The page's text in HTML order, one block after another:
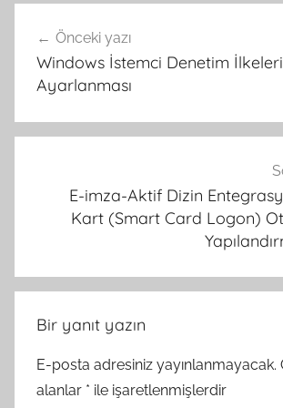
gezinmesi
Önceki yazı
Windows İstemci Denetim
Ayarlanması
E-imza-Aktif Dizin
Kart (Smart Card Logon)
Bir yanıt yazın
E-posta adresiniz yayınlanmayacak.
alanlar * ile işaretlenmişlerdir